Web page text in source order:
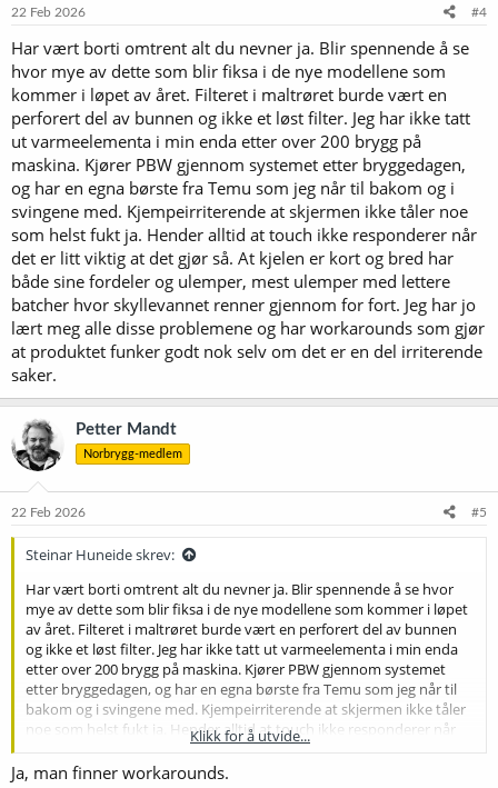
e
22 Feb 2026 #4
Har vært borti omtrent alt du nevner ja. Blir spennende å se
hvor mye av dette som blir fiksa i de nye modellene som
kommer i løpet av året. Filteret i maltrøret burde vært en
perforert del av bunnen og ikke et løst filter. Jeg har ikke tatt
ut varmeelementa i min enda etter over 200 brygg på
maskina. Kjører PBW gjennom systemet etter bryggedagen,
og har en egna børste fra Temu som jeg når til bakom og i
svingene med. Kjempeirriterende at skjermen ikke tåler noe
som helst fukt ja. Hender alltid at touch ikke responderer når
det er litt viktig at det gjør så. At kjelen er kort og bred har
både sine fordeler og ulemper, mest ulemper med lettere
batcher hvor skyllevannet renner gjennom for fort. Jeg har jo
lært meg alle disse problemene og har workarounds som gjør
at produktet funker godt nok selv om det er en del irriterende
saker.
Petter Mandt
Norbrygg-medlem
22 Feb 2026 #5
Steinar Huneide skrev:
Har vært borti omtrent alt du nevner ja. Blir spennende å se hvor
mye av dette som blir fiksa i de nye modellene som kommer i løpet
av året. Filteret i maltrøret burde vært en perforert del av bunnen
og ikke et løst filter. Jeg har ikke tatt ut varmeelementa i min enda
etter over 200 brygg på maskina. Kjører PBW gjennom systemet
etter bryggedagen, og har en egna børste fra Temu som jeg når til
bakom og i svingene med. Kjempeirriterende at skjermen ikke tåler
noe som helst fukt ja. Hender alltid at touch ikke responderer når
det er litt viktig at det gjør så. At kjelen er kort og bred har både sine
fordeler og ulemper, mest ulemper med lettere batcher hvor
Klikk for å utvide...
Ja, man finner workarounds.